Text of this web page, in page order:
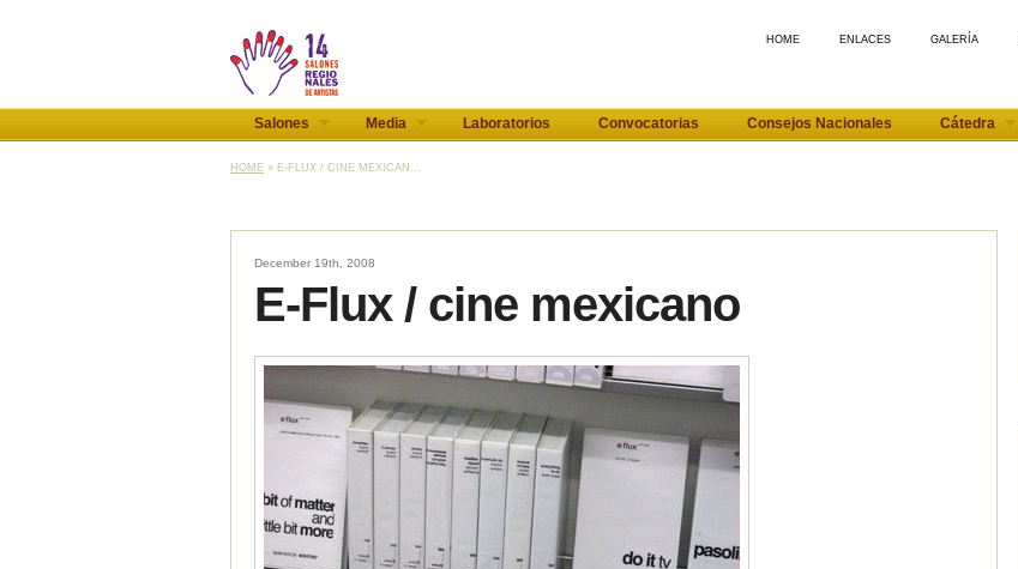
HOME ENLACES GALERÍA
Salones Media Laboratorios Convocatorias Consejos Nacionales Cátedra
HOME » E-FLUX / CINE MEXICAN...
December 19th, 2008
E-Flux / cine mexicano